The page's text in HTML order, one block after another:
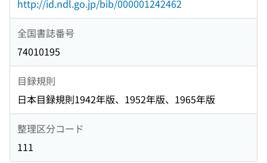
http://id.ndl.go.jp/bib/000001242462
全国書誌番号
74010195
目録規則
日本目録規則1942年版、1952年版、1965年版
整理区分コード
111